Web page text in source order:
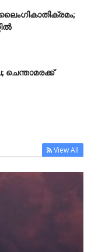
ചെന്താമരക്ക്
View All